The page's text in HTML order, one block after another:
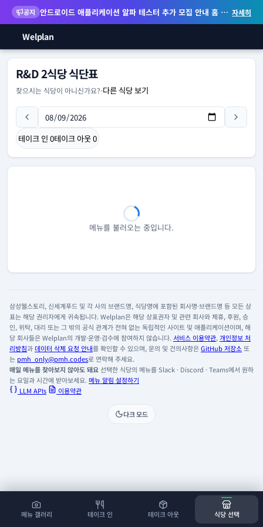
공지 안드로이드 애플리케이션 알파 테스터 추가 모집 안내 홈 화면 위젯 등 지원 자세히
Welplan
메뉴 갤러리 테이크 인 테이크 아웃 식당 선택
R&D 2식당 식단표
찾으시는 식당이 아니신가요?-다른 식당 보기
테이크 인 0테이크 아웃0
메뉴를 불러오는 중입니다.
삼성웰스토리, 신세계푸드 및 각 사의 브랜드명, 식당명에 포함된 회사명·브랜드명 등 모든 상
표는 해당 권리자에게 귀속됩니다. Welplan은 해당 상표권자 및 관련 회사와 제휴, 후원, 승
인, 위탁, 대리 또는 그 밖의 공식 관계가 전혀 없는 독립적인 사이트 및 애플리케이션이며, 해
당 회사들은 Welplan의 개발·운영·검수에 참여하지 않습니다. 서비스 이용약관, 개인정보 처
리방침과데이터 삭제 요청 안내를 확인할 수 있으며, 문의 및 건의사항은GitHub 저장소 또
는 pmh_only@pmh.codes로 연락해 주세요.
매일 메뉴를 찾아보지 않아도 돼요선택한 식당의 메뉴를 Slack · Discord · Teams에서 원하
는 요일과 시간에 받아보세요. 메뉴 알림 설정하기
LLM APIs
이용약관
다크 모드